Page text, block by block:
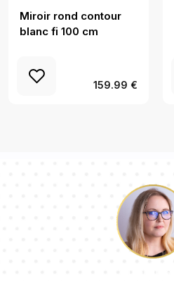
Miroir rond contour
blanc fi 100 cm
159.99 €